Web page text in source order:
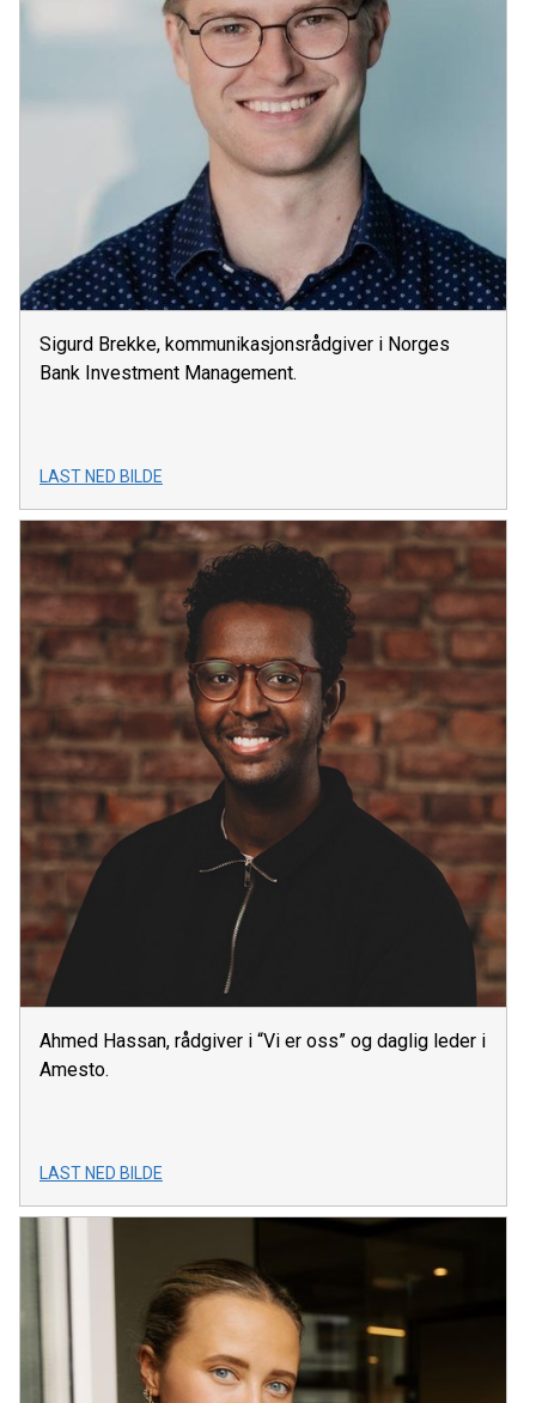
Sigurd Brekke, kommunikasjonsrådgiver i Norges
Bank Investment Management.
LAST NED BILDE
Ahmed Hassan, rådgiver i “Vi er oss” og daglig leder i
Amesto.
LAST NED BILDE